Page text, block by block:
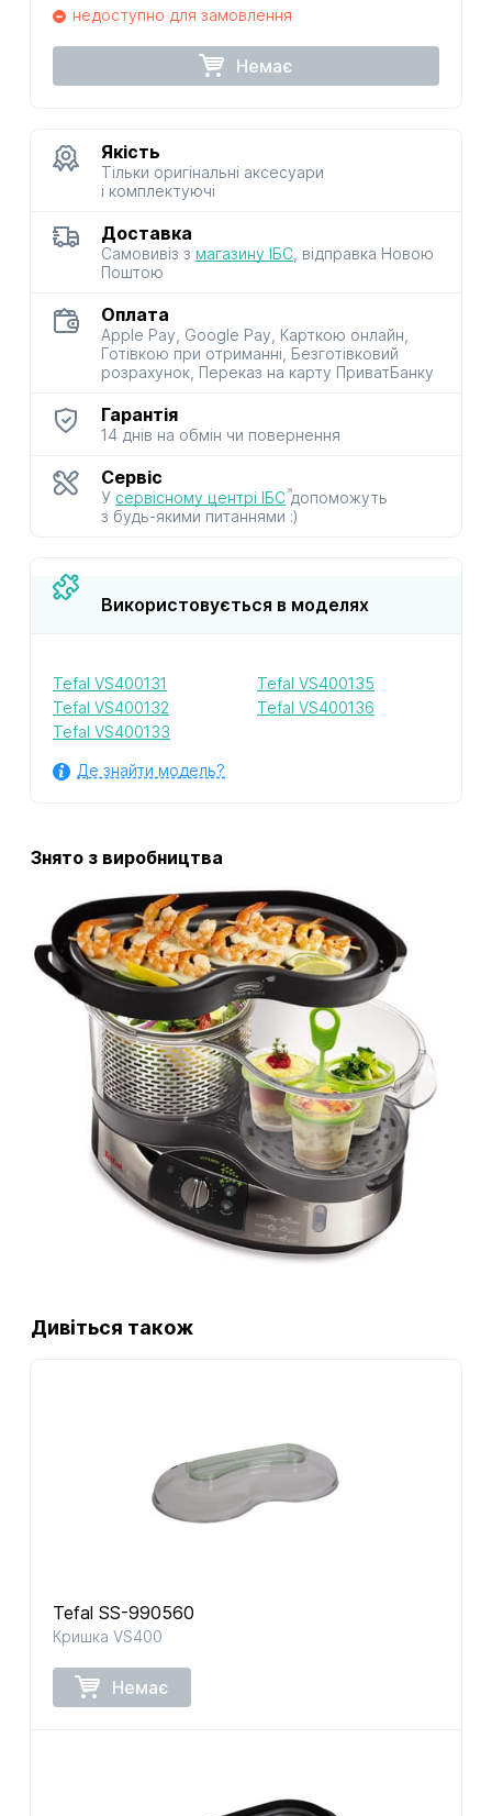
недоступно для замовлення
Немає
Якість
Тільки оригінальні аксесуари
і комплектуючі
Доставка
Самовивіз з магазину ІБС , відправка Новою
Поштою
Оплата
Apple Pay, Google Pay, Карткою онлайн,
Готівкою при отриманні, Безготівковий
розрахунок, Переказ на карту ПриватБанку
Гарантія
14 днів на обмін чи повернення
Сервіс
У сервісному центрі ІБСдопоможуть
з будь-якими питаннями :)
Використовується в моделях
Tefal VS400131
Tefal VS400132
Tefal VS400133
Tefal VS400135
Tefal VS400136
Де знайти модель?
Знято з виробництва
Дивіться також
Tefal SS-990560
Кришка VS400
Немає